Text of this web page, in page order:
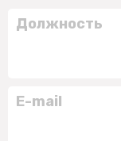
Должность
E-mail